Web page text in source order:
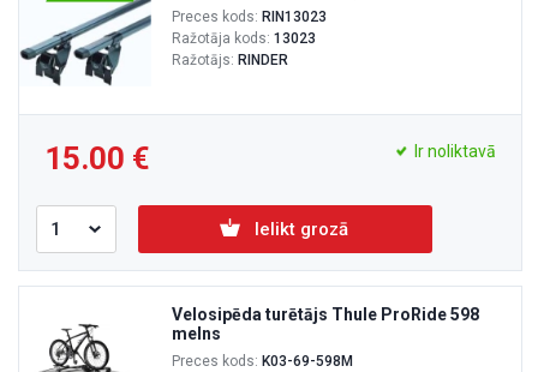
Preces kods: RIN13023
Ražotāja kods: 13023
Ražotājs: RINDER
15.00 Ir noliktavā
Ielikt grozā
Velosipēda turētājs Thule ProRide 598
melns
Preces kods: K03-69-598M